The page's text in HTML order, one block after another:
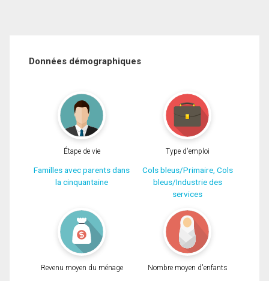
Données démographiques
Étape de vie
Familles avec parents dans
la cinquantaine
Type d'emploi
Cols bleus/Primaire, Cols
bleus/Industrie des
services
Revenu moyen du ménage Nombre moyen d'enfants